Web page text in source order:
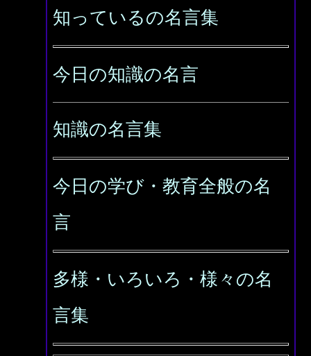
知っているの名言集
今日の知識の名言
知識の名言集
今日の学び・教育全般の名
言
多様・いろいろ・様々の名
言集